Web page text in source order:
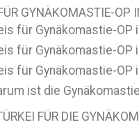
GYNÄKOMASTIE-OP
für Gynäkomastie-OP
für Gynäkomastie-OP
für Gynäkomastie-OP
ist die
FÜR DIE